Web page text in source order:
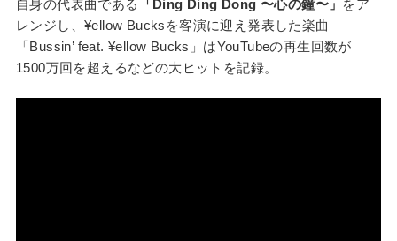
自身の代表曲である 「Ding Ding Dong 〜心の鐘〜」 をア
レンジし、¥ellow Bucksを客演に迎え発表した楽曲
「Bussin’ feat. ¥ellow Bucks」はYouTubeの再生回数が
1500万回を超えるなどの大ヒットを記録。